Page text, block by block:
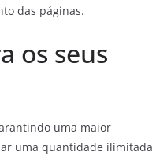
das páginas.
os seus
uma maior
uma quantidade ilimitada